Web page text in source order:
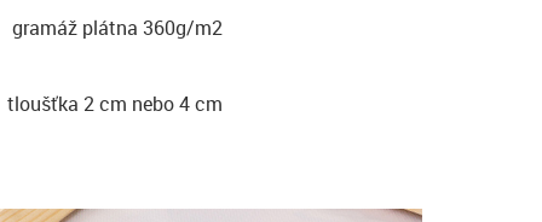
gramáž plátna 360g/m2
tloušťka 2 cm nebo 4 cm